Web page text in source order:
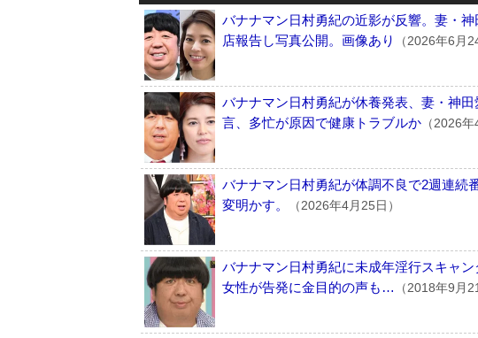
バナナマン日村勇紀の近影が反響。妻・
店報告し写真公開。画像あり
（2026年6月
バナナマン日村勇紀が休養発表、妻・神
言、多忙が原因で健康トラブルか （2026年
バナナマン日村勇紀が体調不良で2週連続
変明かす。
（2026年4月25日）
バナナマン日村勇紀に未成年淫行スキャ
女性が告発に金目的の声も…
（2018年9月